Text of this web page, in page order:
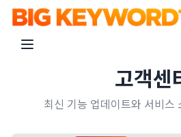
고객센
최신 기능 업데이트와 서비스